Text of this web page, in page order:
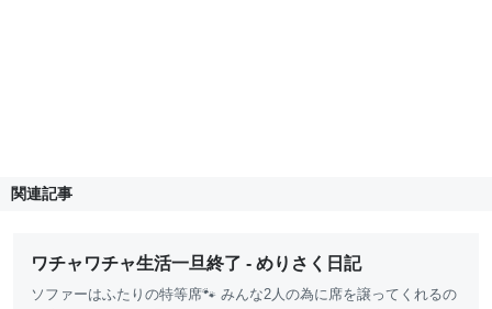
関連記事
ワチャワチャ生活一旦終了 - めりさく日記
ソファーはふたりの特等席🐾 みんな2人の為に席を譲ってくれるの